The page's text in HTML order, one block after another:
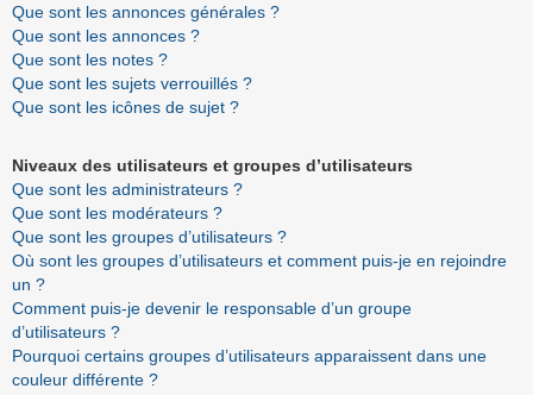
Que sont les annonces générales ?
Que sont les annonces ?
Que sont les notes ?
Que sont les sujets verrouillés ?
Que sont les icônes de sujet ?
Niveaux des utilisateurs et groupes d’utilisateurs
Que sont les administrateurs ?
Que sont les modérateurs ?
Que sont les groupes d’utilisateurs ?
Où sont les groupes d’utilisateurs et comment puis-je en rejoindre
un ?
Comment puis-je devenir le responsable d’un groupe
d’utilisateurs ?
Pourquoi certains groupes d’utilisateurs apparaissent dans une
couleur différente ?